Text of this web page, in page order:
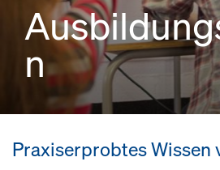
n
Praxiserprobtes Wissen